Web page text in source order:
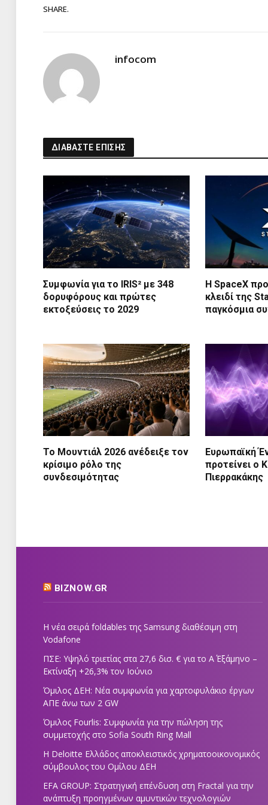
SHARE.
infocom
ΔΙΑΒΑΣΤΕ ΕΠΙΣΗΣ
Συμφωνία για το IRIS² με 348
δορυφόρους και πρώτες
εκτοξεύσεις το 2029
Η SpaceX
κλειδί της
παγκόσμια
Το Μουντιάλ 2026 ανέδειξε τον
κρίσιμο ρόλο της
συνδεσιμότητας
Ευρωπαϊκή
προτείνει ο
Πιερρακάκης
BIZNOW.GR
Η νέα σειρά foldables της Samsung διαθέσιμη στη
Vodafone
ΠΣΕ: Υψηλό τριετίας στα 27,6 δισ. € για το Α΄ Εξάμηνο –
Εκτίναξη +26,3% τον Ιούνιο
Όμιλος ΔΕΗ: Νέα συμφωνία για χαρτοφυλάκιο έργων
ΑΠΕ άνω των 2 GW
Όμιλος Fourlis: Συμφωνία για την πώληση της
συμμετοχής στο Sofia South Ring Mall
Η Deloitte Ελλάδος αποκλειστικός χρηματοοικονομικός
σύμβουλος του Ομίλου ΔΕΗ
EFA GROUP: Στρατηγική επένδυση στη Fractal για την
ανάπτυξη προηγμένων αμυντικών τεχνολογιών